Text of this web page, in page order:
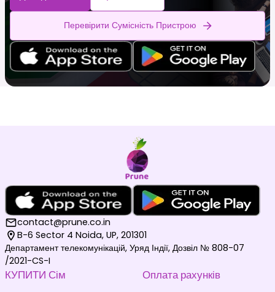
Перевірити Сумісність Пристрою
contact@prune.co.in
B-6 Sector 4 Noida, UP, 201301
Департамент телекомунікацій, Уряд Індії, Дозвіл № 808-07
/2021-CS-I
КУПИТИ Сім Оплата рахунків